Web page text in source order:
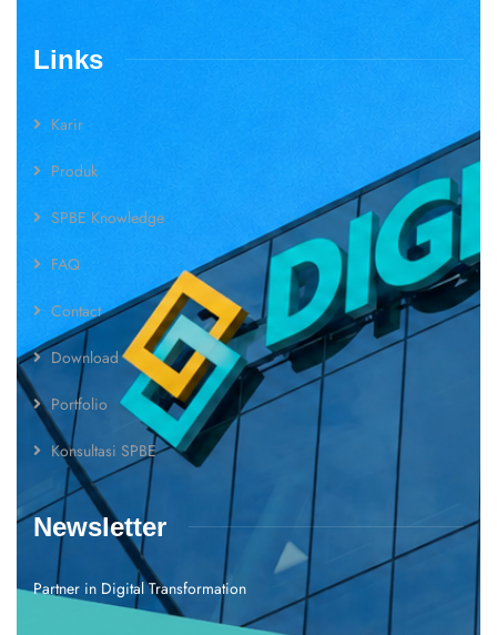
Links
Karir
Produk
SPBE Knowledge
FAQ
Contact
Download
Portfolio
Konsultasi SPBE
Newsletter
Partner in Digital Transformation